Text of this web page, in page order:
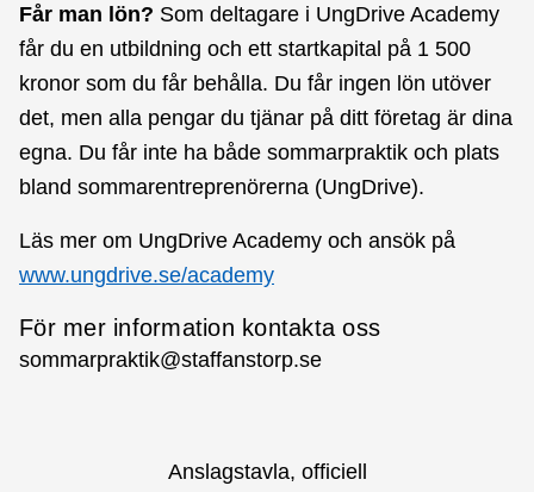
Får man lön? Som deltagare i UngDrive Academy
får du en utbildning och ett startkapital på 1 500
kronor som du får behålla. Du får ingen lön utöver
det, men alla pengar du tjänar på ditt företag är dina
egna. Du får inte ha både sommarpraktik och plats
bland sommarentreprenörerna (UngDrive).
Läs mer om UngDrive Academy och ansök på
www.ungdrive.se/academy
För mer information kontakta oss
sommarpraktik@staffanstorp.se
Anslagstavla, officiell